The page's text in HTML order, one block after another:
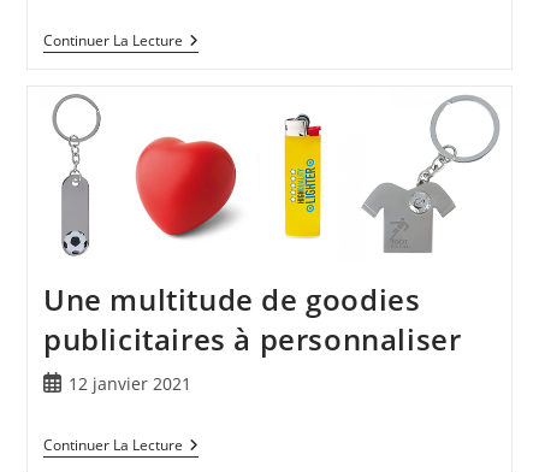
Continuer La Lecture
Une multitude de goodies
publicitaires à personnaliser
12 janvier 2021
Continuer La Lecture